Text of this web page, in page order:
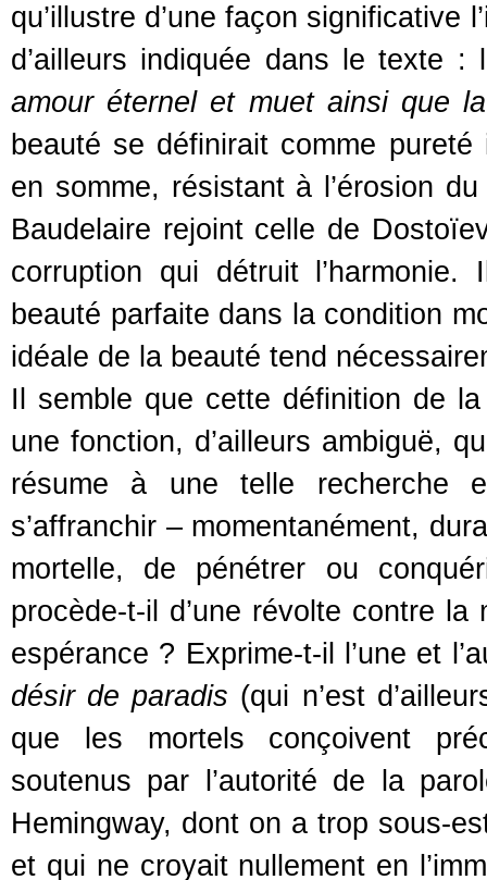
qu’illustre d’une façon significative
d’ailleurs indiquée dans le texte :
amour éternel et muet ainsi que
beauté se définirait comme
en somme, résistant à l’érosion
Baudelaire rejoint celle de
corruption qui détruit
beauté parfaite dans la condition
idéale de la beauté tend
Il semble que cette définition de
une fonction, d’ailleurs ambiguë,
résume à une telle recherche
s’affranchir – momentanément,
mortelle, de pénétrer ou
procède-t-il d’une révolte contre la
espérance ? Exprime-t-il l’une et
désir de paradis (qui n’est
que les mortels conçoivent
soutenus par l’autorité de la
Hemingway, dont on a trop sous-
et qui ne croyait nullement en